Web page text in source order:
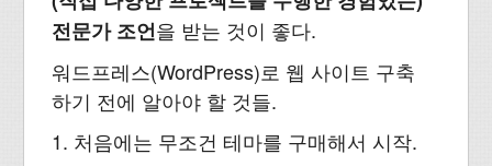
전문가 조언을 받는 것이 좋다.
워드프레스(WordPress)로 웹 사이트 구축
하기 전에 알아야 할 것들.
1. 처음에는 무조건 테마를 구매해서 시작.